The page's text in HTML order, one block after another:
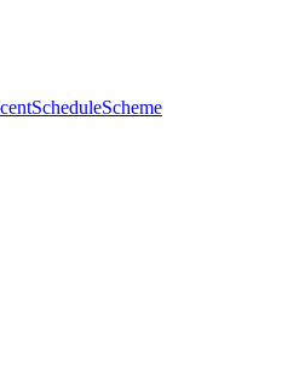
ScheduleScheme